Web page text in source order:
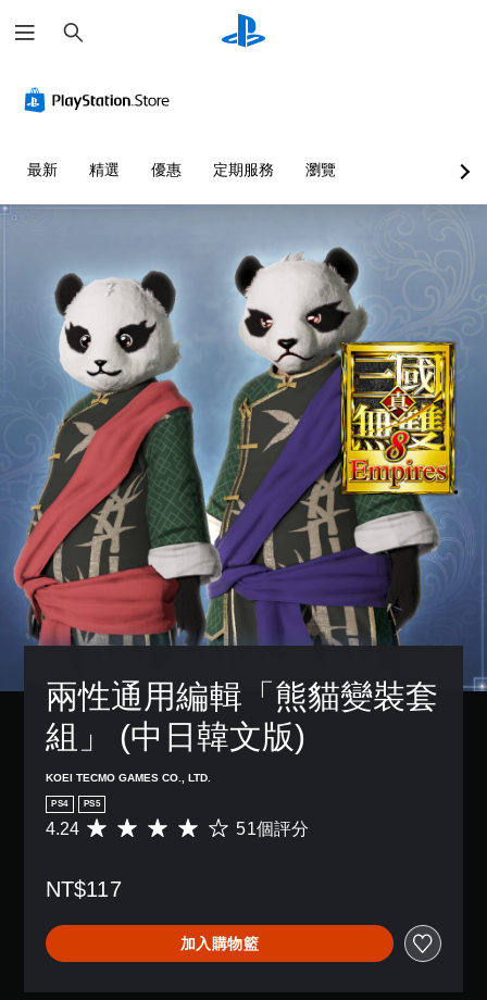
尋
最新 精選 優惠 定期服務 瀏覽
兩性通用編輯「熊貓變裝套
組」 (中日韓文版)
KOEI TECMO GAMES CO., LTD.
PS4 PS5
平
分
4
.
4.24 51個評分
NT$117
加入購物籃